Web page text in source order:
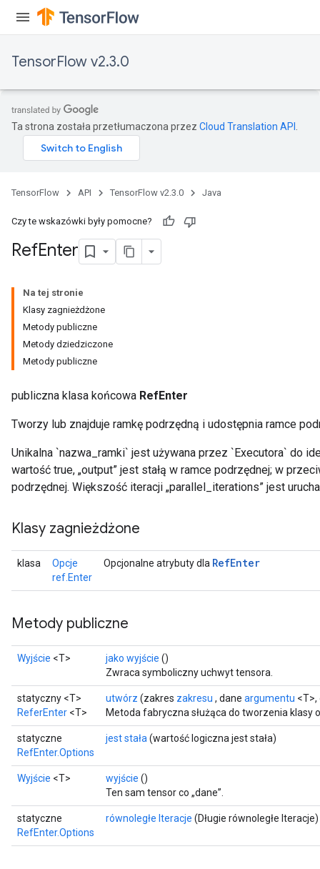
TensorFlow v2.3.0
Ta strona została przetłumaczona przez Cloud Translation API
TensorFlow API TensorFlow v2.3.0 Java
Czy te wskazówki były pomocne?
RefEnter
Na tej stronie
Klasy zagnieżdżone
Metody publiczne
Metody dziedziczone
Metody publiczne
publiczna klasa końcowa RefEnter
Tworzy lub znajduje ramkę podrzędną i udostępnia ramce
Unikalna `nazwa_ramki` jest używana przez `Executora` do
wartość true, „output” jest stałą w ramce podrzędnej; w
podrzędnej. Większość iteracji „parallel_iterations” jest
Klasy zagnieżdżone
klasa
Opcje
ref.Enter
Opcjonalne atrybuty dla RefEnter
Metody publiczne
Wyjście <T> jako wyjście ()
Zwraca symboliczny uchwyt tensora.
statyczny <T>
ReferEnter <T>
utwórz (zakres zakresu , dane argumentu
Metoda fabryczna służąca do tworzenia klasy
statyczne
RefEnter.Options
jest stała (wartość logiczna jest stała)
Wyjście <T> wyjście ()
Ten sam tensor co „dane”.
statyczne
RefEnter.Options
równoległe Iteracje (Długie równoległe Iteracje)